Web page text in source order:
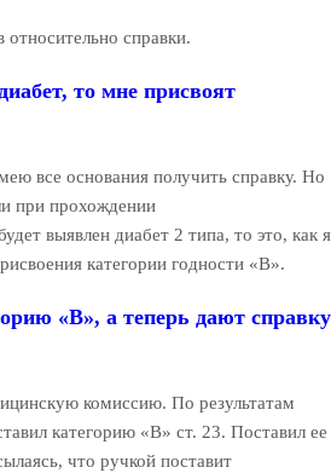
справки.
то мне присвоят
все основания получить справку. Но
при прохождении
выявлен диабет 2 типа, то это, как я
категории годности «В».
«В», а теперь дают справку
комиссию. По результатам
категорию «В» ст. 23. Поставил ее
что ручкой поставит